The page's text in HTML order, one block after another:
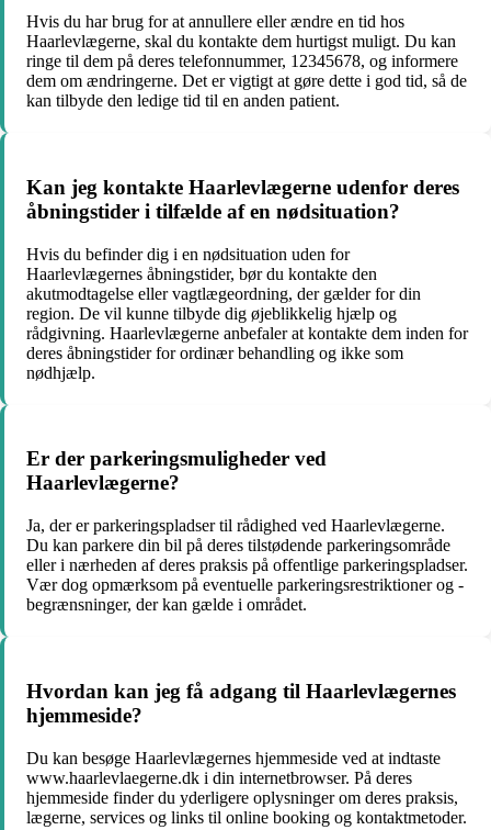
Hvis du har brug for at annullere eller ændre en tid hos
Haarlevlægerne, skal du kontakte dem hurtigst muligt. Du kan
ringe til dem på deres telefonnummer, 12345678, og informere
dem om ændringerne. Det er vigtigt at gøre dette i god tid, så de
kan tilbyde den ledige tid til en anden patient.
Kan jeg kontakte Haarlevlægerne udenfor deres
åbningstider i tilfælde af en nødsituation?
Hvis du befinder dig i en nødsituation uden for
Haarlevlægernes åbningstider, bør du kontakte den
akutmodtagelse eller vagtlægeordning, der gælder for din
region. De vil kunne tilbyde dig øjeblikkelig hjælp og
rådgivning. Haarlevlægerne anbefaler at kontakte dem inden for
deres åbningstider for ordinær behandling og ikke som
nødhjælp.
Er der parkeringsmuligheder ved
Haarlevlægerne?
Ja, der er parkeringspladser til rådighed ved Haarlevlægerne.
Du kan parkere din bil på deres tilstødende parkeringsområde
eller i nærheden af deres praksis på offentlige parkeringspladser.
Vær dog opmærksom på eventuelle parkeringsrestriktioner og -
begrænsninger, der kan gælde i området.
Hvordan kan jeg få adgang til Haarlevlægernes
hjemmeside?
Du kan besøge Haarlevlægernes hjemmeside ved at indtaste
www.haarlevlaegerne.dk i din internetbrowser. På deres
hjemmeside finder du yderligere oplysninger om deres praksis,
lægerne, services og links til online booking og kontaktmetoder.